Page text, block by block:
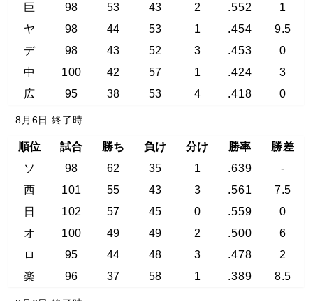
巨
98 53 43 2 .552
1
ヤ
98 44 53 1 .454
9.5
デ
98 43 52 3 .453
0
中
100 42 57 1 .424
3
広
95 38 53 4 .418 0
8月6日 終了時
順位 試合 勝ち 負け 分け 勝率
勝差
ソ
98 62 35 1 .639
-
西
101 55 43 3 .561
7.5
日
102 57 45 0 .559
0
オ
100 49 49 2 .500
6
ロ
95 44 48 3 .478
2
楽
96 37 58 1 .389 8.5